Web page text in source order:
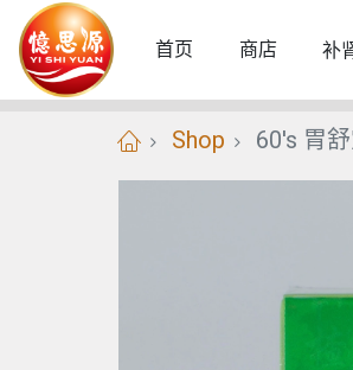
首页 商店 补
Shop 60's 胃